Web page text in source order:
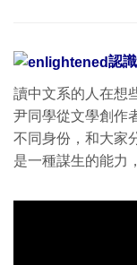
認
讀中文系的人在想
尹同學從文學創作
不同身份，和大家
是一種謀生的能力